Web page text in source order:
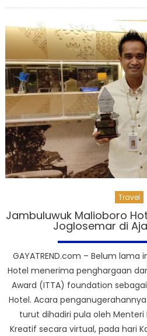
Travel
Jambuluwuk Malioboro
Joglosemar di
GAYATREND.com – Belum lama
Hotel menerima penghargaan
Award (ITTA) foundation
Hotel. Acara
turut dihadiri pula oleh Menteri
Kreatif secara virtual, pada hari